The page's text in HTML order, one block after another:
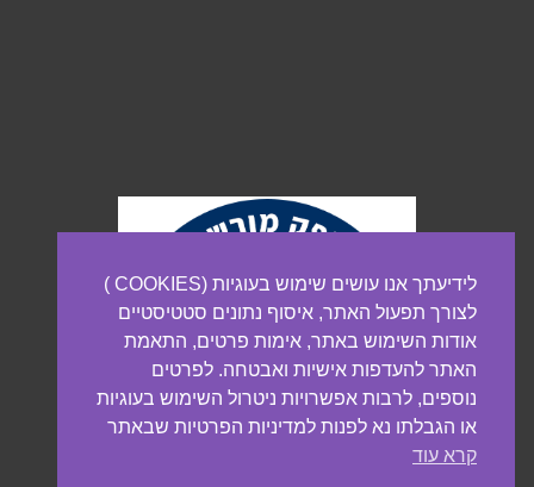
לידיעתך אנו עושים שימוש בעוגיות (COOKIES )
לצורך תפעול האתר, איסוף נתונים סטטיסטיים
אודות השימוש באתר, אימות פרטים, התאמת
האתר להעדפות אישיות ואבטחה. לפרטים
נוספים, לרבות אפשרויות ניטרול השימוש בעוגיות
או הגבלתו נא לפנות למדיניות הפרטיות שבאתר
קרא עוד